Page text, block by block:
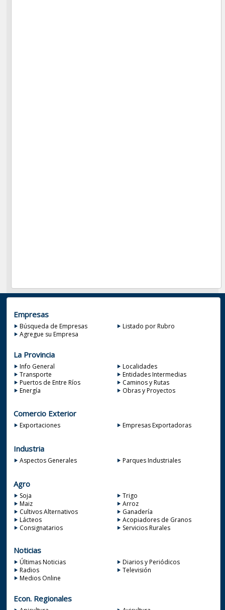
Empresas
Búsqueda de Empresas
Listado por Rubro
Agregue su Empresa
La Provincia
Info General
Localidades
Transporte
Entidades Intermedias
Puertos de Entre Ríos
Caminos y Rutas
Energía
Obras y Proyectos
Comercio Exterior
Exportaciones Empresas Exportadoras
Industria
Aspectos Generales Parques Industriales
Agro
Soja
Trigo
Maiz
Arroz
Cultivos Alternativos
Ganadería
Lácteos
Acopiadores de Granos
Consignatarios
Servicios Rurales
Noticias
Últimas Noticias
Diarios y Periódicos
Radios
Televisión
Medios Online
Econ. Regionales